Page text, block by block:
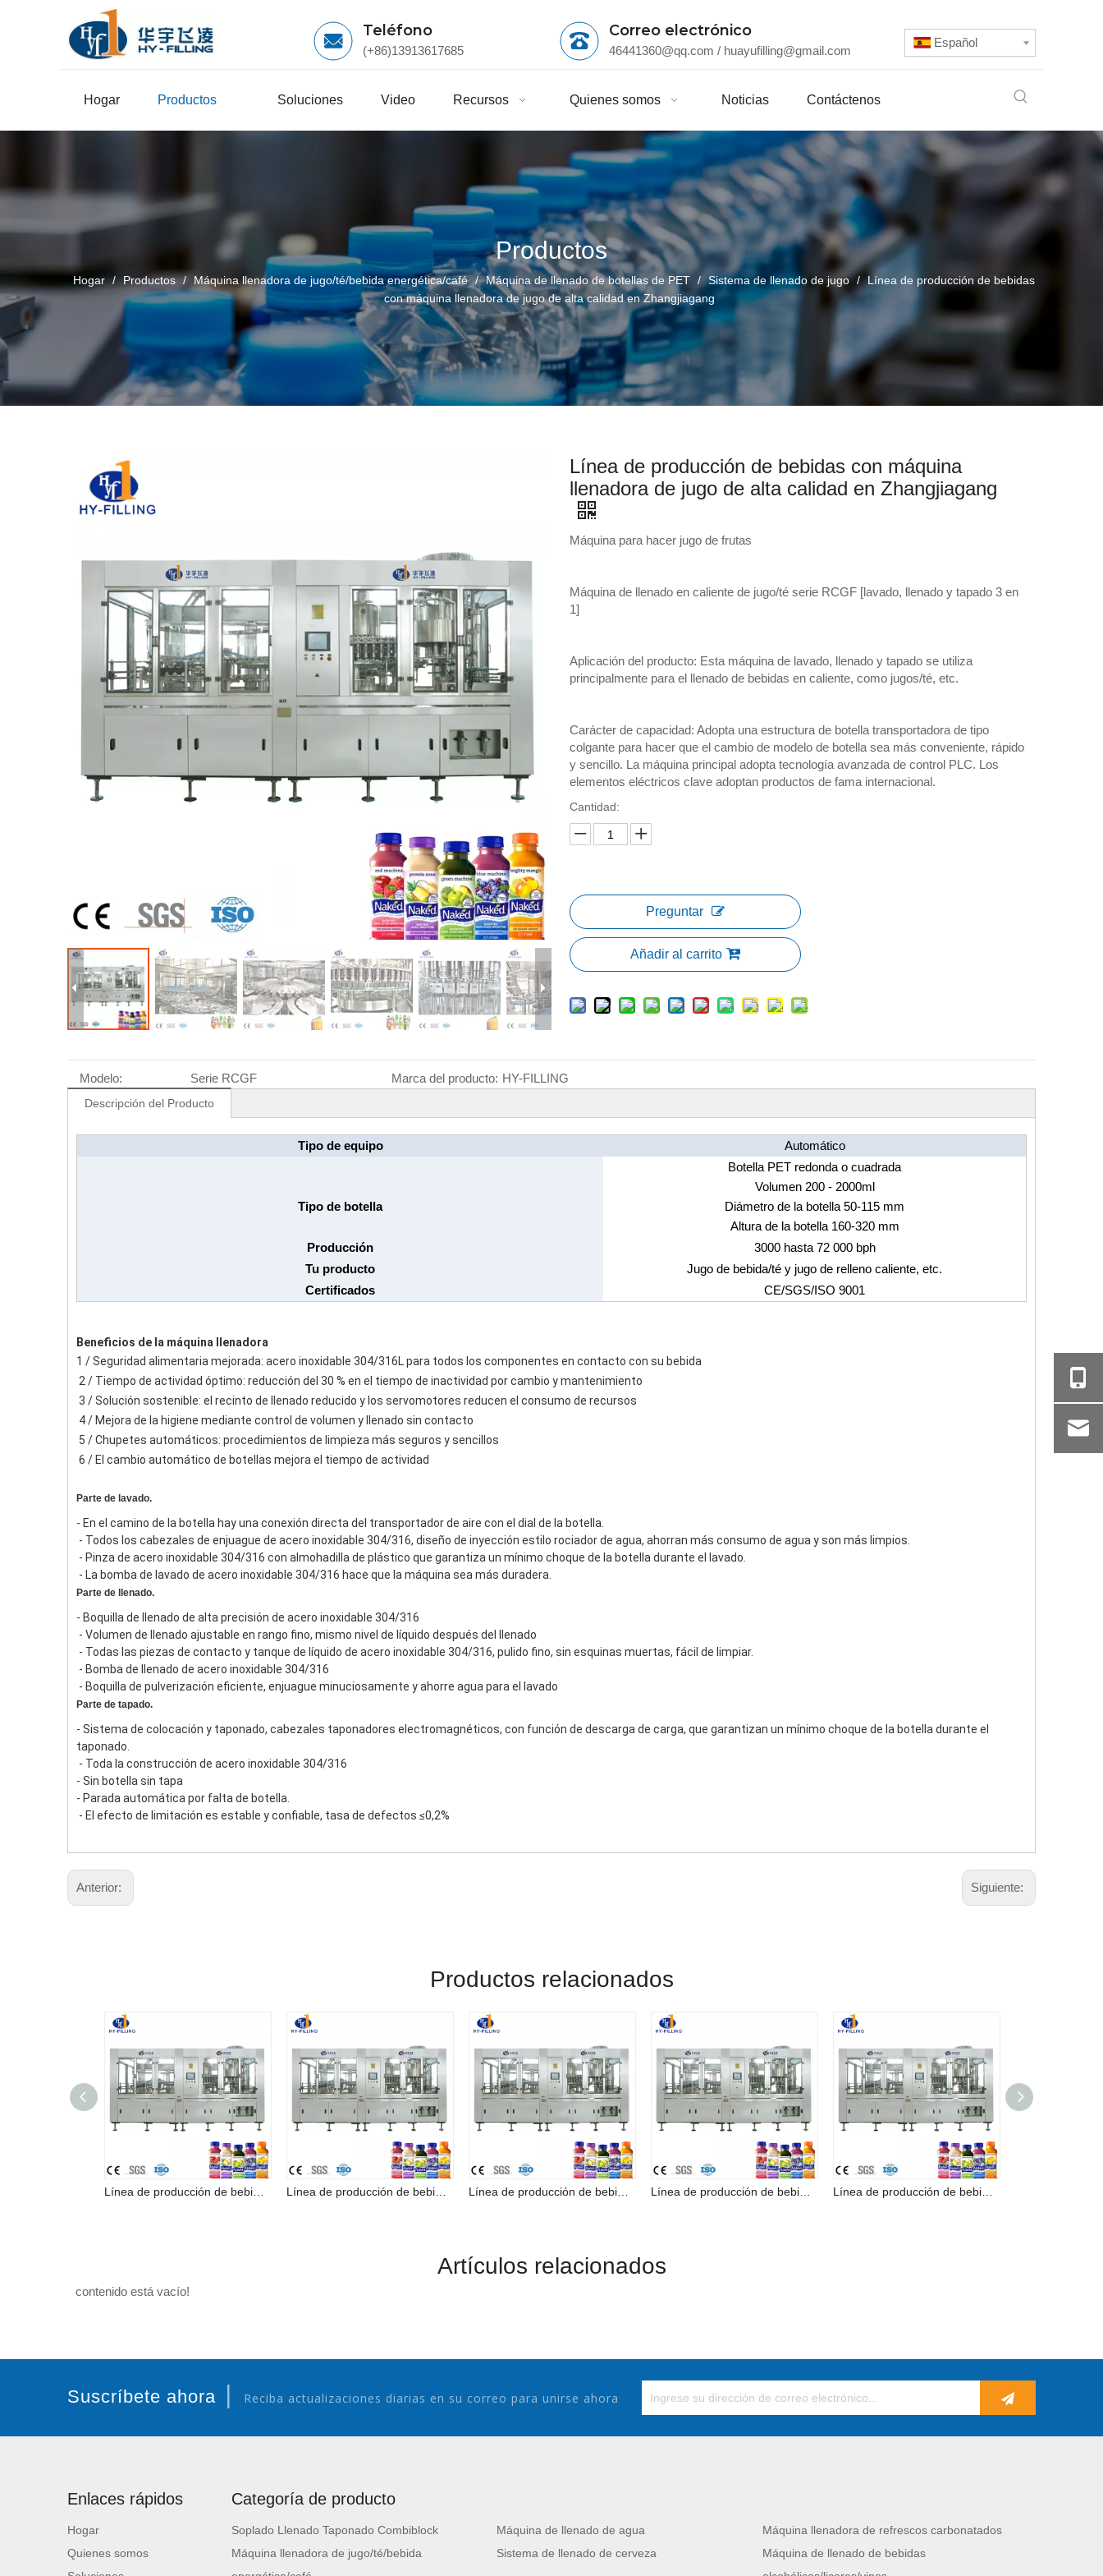
Teléfono
(+86)13913617685
Correo electrónico
46441360@qq.com / huayufilling@gmail.com
Español
Hogar Productos Soluciones Video Recursos Quienes somos Noticias Contáctenos
Productos
Hogar / Productos / Máquina llenadora de jugo/té/bebida energética/café / Máquina de llenado de botellas de PET / Sistema de llenado de jugo / Línea de producción de bebidas
con máquina llenadora de jugo de alta calidad en Zhangjiagang
Línea de producción de bebidas con máquina
llenadora de jugo de alta calidad en Zhangjiagang
Máquina para hacer jugo de frutas
Máquina de llenado en caliente de jugo/té serie RCGF [lavado, llenado y tapado 3 en
1]
Aplicación del producto: Esta máquina de lavado, llenado y tapado se utiliza
principalmente para el llenado de bebidas en caliente, como jugos/té, etc.
Carácter de capacidad: Adopta una estructura de botella transportadora de tipo
colgante para hacer que el cambio de modelo de botella sea más conveniente, rápido
y sencillo. La máquina principal adopta tecnología avanzada de control PLC. Los
elementos eléctricos clave adoptan productos de fama internacional.
Cantidad:
Preguntar
Añadir al carrito
Modelo: Serie RCGF Marca del producto: HY-FILLING
Descripción del Producto
Tipo de equipo Automático
Tipo de botella
Botella PET redonda o cuadrada
Volumen 200 - 2000ml
Diámetro de la botella 50-115 mm
Altura de la botella 160-320 mm
Producción
3000 hasta 72 000 bph
Tu producto
Jugo de bebida/té y jugo de relleno caliente, etc.
Certificados
CE/SGS/ISO 9001
Beneficios de la máquina llenadora
1 / Seguridad alimentaria mejorada: acero inoxidable 304/316L para todos los componentes en contacto con su bebida
2 / Tiempo de actividad óptimo: reducción del 30 % en el tiempo de inactividad por cambio y mantenimiento
3 / Solución sostenible: el recinto de llenado reducido y los servomotores reducen el consumo de recursos
4 / Mejora de la higiene mediante control de volumen y llenado sin contacto
5 / Chupetes automáticos: procedimientos de limpieza más seguros y sencillos
6 / El cambio automático de botellas mejora el tiempo de actividad
Parte de lavado.
- En el camino de la botella hay una conexión directa del transportador de aire con el dial de la botella.
- Todos los cabezales de enjuague de acero inoxidable 304/316, diseño de inyección estilo rociador de agua, ahorran más consumo de agua y son más limpios.
- Pinza de acero inoxidable 304/316 con almohadilla de plástico que garantiza un mínimo choque de la botella durante el lavado.
- La bomba de lavado de acero inoxidable 304/316 hace que la máquina sea más duradera.
Parte de llenado.
- Boquilla de llenado de alta precisión de acero inoxidable 304/316
- Volumen de llenado ajustable en rango fino, mismo nivel de líquido después del llenado
- Todas las piezas de contacto y tanque de líquido de acero inoxidable 304/316, pulido fino, sin esquinas muertas, fácil de limpiar.
- Bomba de llenado de acero inoxidable 304/316
- Boquilla de pulverización eficiente, enjuague minuciosamente y ahorre agua para el lavado
Parte de tapado.
- Sistema de colocación y taponado, cabezales taponadores electromagnéticos, con función de descarga de carga, que garantizan un mínimo choque de la botella durante el
taponado.
- Toda la construcción de acero inoxidable 304/316
- Sin botella sin tapa
- Parada automática por falta de botella.
- El efecto de limitación es estable y confiable, tasa de defectos ≤0,2%
Anterior: Siguiente:
Productos relacionados
Artículos relacionados
contenido está vacío!
Suscríbete ahora | Reciba actualizaciones diarias en su correo para unirse ahora
Enlaces rápidos
Hogar
Quienes somos
Categoría de producto
Soplado Llenado Taponado Combiblock Máquina de llenado de agua
Máquina llenadora de refrescos carbonatados
Máquina llenadora de jugo/té/bebida
Sistema de llenado de cerveza
Máquina de llenado de bebidas